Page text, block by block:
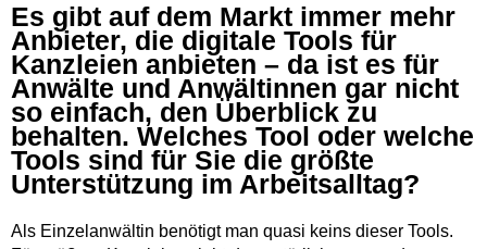
Es gibt auf dem Markt immer mehr
Anbieter, die digitale Tools für
Kanzleien anbieten – da ist es für
Anwälte und Anwältinnen gar nicht
so einfach, den Überblick zu
behalten. Welches Tool oder welche
Tools sind für Sie die größte
Unterstützung im Arbeitsalltag?
Als Einzelanwältin benötigt man quasi keins dieser Tools.